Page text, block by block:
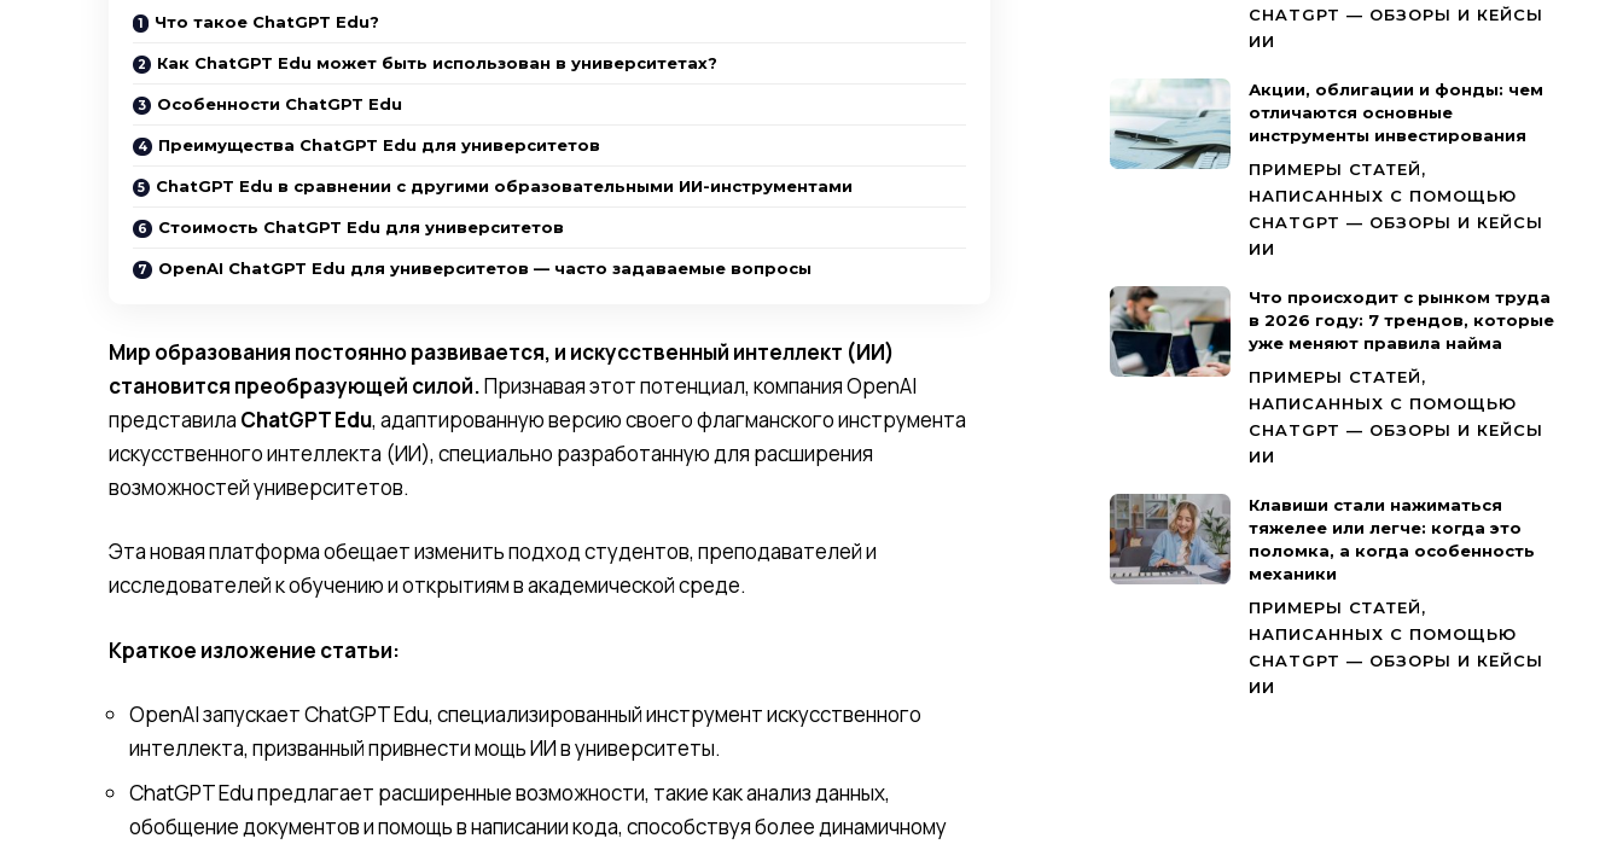
Что такое ChatGPT Edu?
Как ChatGPT Edu может быть использован в университетах?
Особенности ChatGPT Edu
Преимущества ChatGPT Edu для университетов
ChatGPT Edu в сравнении с другими образовательными ИИ-инструментами
Стоимость ChatGPT Edu для университетов
OpenAI ChatGPT Edu для университетов — часто задаваемые вопросы
Мир образования постоянно развивается, и искусственный интеллект (ИИ)
становится преобразующей силой.Признавая этот потенциал, компания OpenAI
представила ChatGPT Edu, адаптированную версию своего флагманского инструмента
искусственного интеллекта (ИИ), специально разработанную для расширения
возможностей университетов.
Эта новая платформа обещает изменить подход студентов, преподавателей и
исследователей к обучению и открытиям в академической среде.
Краткое изложение статьи:
OpenAI запускает ChatGPT Edu, специализированный инструмент искусственного
интеллекта, призванный привнести мощь ИИ в университеты.
ChatGPT Edu предлагает расширенные возможности, такие как анализ данных,
обобщение документов и помощь в написании кода, способствуя более динамичному
CHATGPT — ОБЗОРЫ И КЕЙСЫ
ИИ
Акции, облигации и фонды: чем
отличаются основные
инструменты инвестирования
ПРИМЕРЫ СТАТЕЙ,
НАПИСАННЫХ С ПОМОЩЬЮ
CHATGPT — ОБЗОРЫ И КЕЙСЫ
ИИ
Что происходит с рынком труда
в 2026 году: 7 трендов, которые
уже меняют правила найма
ПРИМЕРЫ СТАТЕЙ,
НАПИСАННЫХ С ПОМОЩЬЮ
CHATGPT — ОБЗОРЫ И КЕЙСЫ
ИИ
Клавиши стали нажиматься
тяжелее или легче: когда это
поломка, а когда особенность
механики
ПРИМЕРЫ СТАТЕЙ,
НАПИСАННЫХ С ПОМОЩЬЮ
CHATGPT — ОБЗОРЫ И КЕЙСЫ
ИИ